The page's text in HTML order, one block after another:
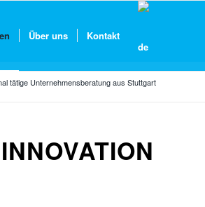
Über uns Kontakt
tätige Unternehmens­beratung aus Stuttgart